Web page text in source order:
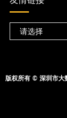
版权所有 © 深圳市大